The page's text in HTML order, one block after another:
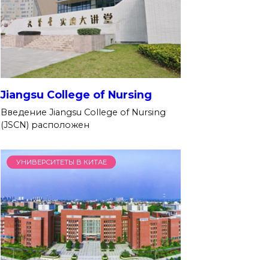
Jiangsu College of Nursing
Введение Jiangsu College of Nursing
(JSCN) расположен
УНИВЕРСИТЕТЫ В КИТАЕ